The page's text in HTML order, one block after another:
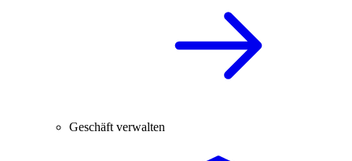
Geschäft verwalten